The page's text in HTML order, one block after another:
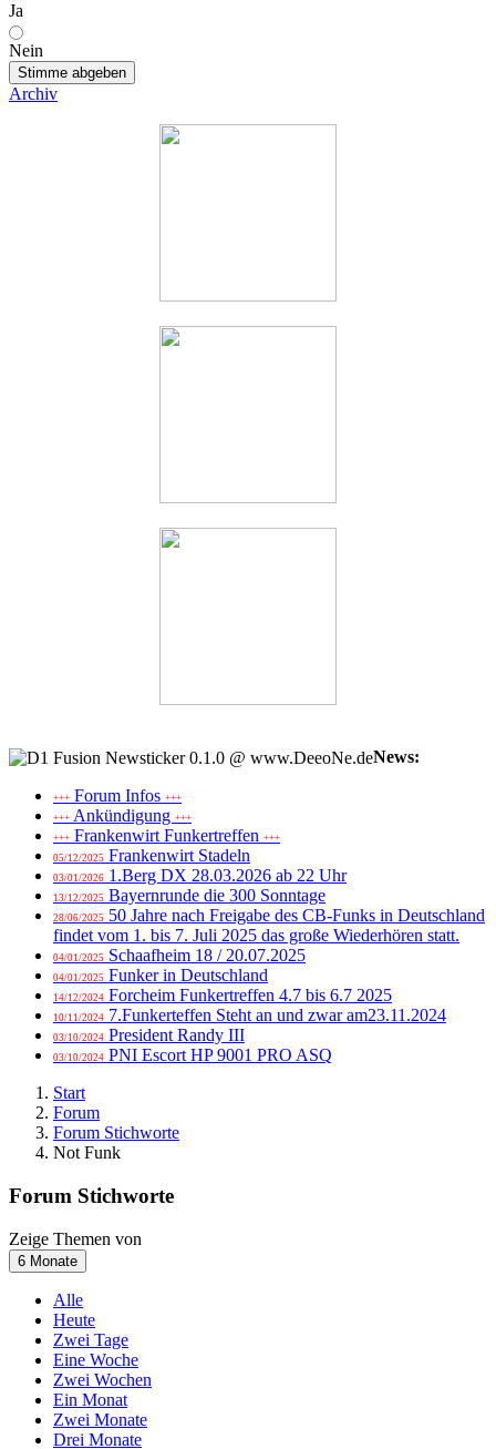
Ja
Nein
Stimme abgeben
Archiv
News:
+++ Forum Infos +++
+++ Ankündigung +++
+++ Frankenwirt Funkertreffen +++
05/12/2025 Frankenwirt Stadeln
03/01/2026 1.Berg DX 28.03.2026 ab 22 Uhr
13/12/2025 Bayernrunde die 300 Sonntage
28/06/2025 50 Jahre nach Freigabe des CB-Funks in Deutschland
findet vom 1. bis 7. Juli 2025 das große Wiederhören statt.
04/01/2025 Schaafheim 18 / 20.07.2025
04/01/2025 Funker in Deutschland
14/12/2024 Forcheim Funkertreffen 4.7 bis 6.7 2025
10/11/2024 7.Funkerteffen Steht an und zwar am23.11.2024
03/10/2024 President Randy III
03/10/2024 PNI Escort HP 9001 PRO ASQ
Start
Forum
Forum Stichworte
Not Funk
Forum Stichworte
Zeige Themen von
6 Monate
Alle
Heute
Zwei Tage
Eine Woche
Zwei Wochen
Ein Monat
Zwei Monate
Drei Monate